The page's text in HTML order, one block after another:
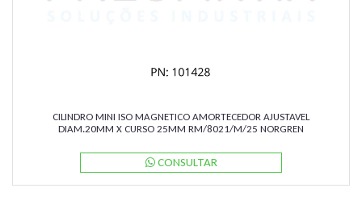
CILINDRO MINI ISO MAGNETICO AMORTECEDOR AJUSTAVEL
DIAM.20MM X CURSO 25MM RM/8021/M/25 NORGREN
CONSULTAR